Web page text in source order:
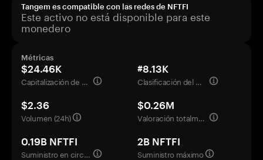
Tangem es compatible con las redes de NFTFI
Este activo no está disponible para este
monedero
Métricas
$24.46K
Capitalización de mercado
#8.13K
Clasificación del mercado
$2.36
Volumen (24h)
$0.26M
Valoración totalmente diluida
0.19B NFTFI
Suministro en circulación
2B NFTFI
Suministro máximo